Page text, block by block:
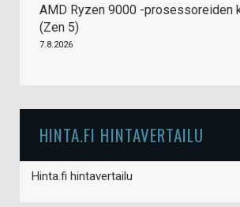
AMD Ryzen 9000 -prosessoreiden
(Zen 5)
7.8.2026
HINTA.FI HINTAVERTAILU
Hinta.fi hintavertailu